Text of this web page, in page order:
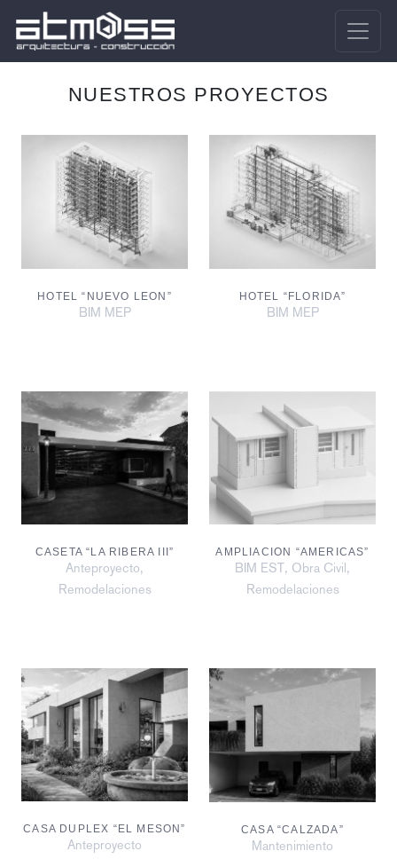
NUESTROS PROYECTOS
HOTEL “NUEVO LEON”
BIM MEP
HOTEL “FLORIDA”
BIM MEP
CASETA “LA RIBERA III”
Anteproyecto,
Remodelaciones
AMPLIACION “AMERICAS”
BIM EST , Obra Civil,
Remodelaciones
CASA DUPLEX “EL MESON”
Anteproyecto
CASA “CALZADA”
Mantenimiento